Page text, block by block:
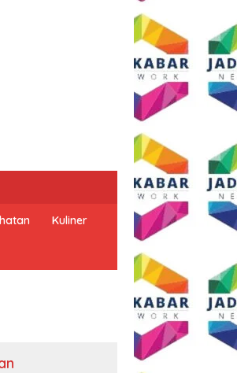
Kuliner